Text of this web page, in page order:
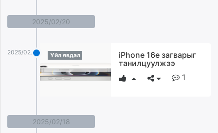
2025/02/20
2025/02/20 Үйл явдал
iPhone 16e загварыг
танилцуулжээ
1
2025/02/18